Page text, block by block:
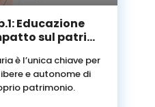
Educazione
sul patri…
è l’unica chiave per
e autonome di
patrimonio.